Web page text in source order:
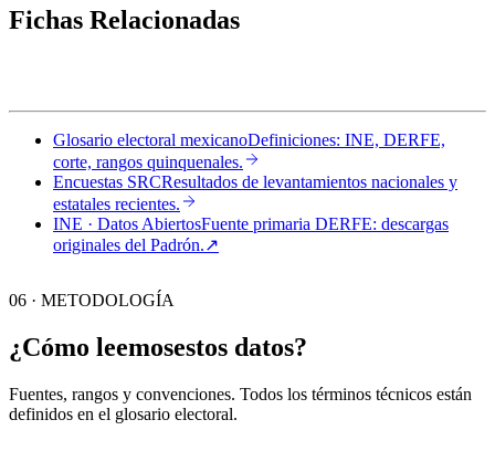
Fichas Relacionadas
Glosario electoral mexicanoDefiniciones: INE, DERFE,
corte, rangos quinquenales.
Encuestas SRCResultados de levantamientos nacionales y
estatales recientes.
INE · Datos AbiertosFuente primaria DERFE: descargas
originales del Padrón.↗︎
06 · METODOLOGÍA
¿Cómo leemosestos datos?
Fuentes, rangos y convenciones. Todos los términos técnicos están
definidos en el glosario electoral.